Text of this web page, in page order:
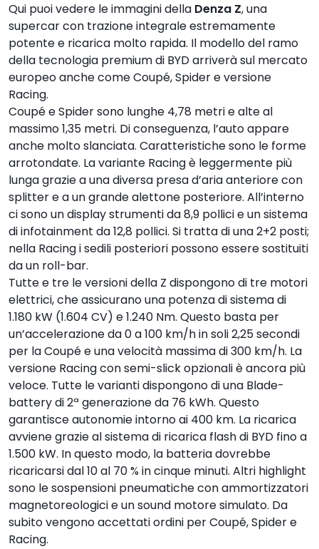
Qui puoi vedere le immagini della Denza Z, una
supercar con trazione integrale estremamente
potente e ricarica molto rapida. Il modello del ramo
della tecnologia premium di BYD arriverà sul mercato
europeo anche come Coupé, Spider e versione
Racing.
Coupé e Spider sono lunghe 4,78 metri e alte al
massimo 1,35 metri. Di conseguenza, l’auto appare
anche molto slanciata. Caratteristiche sono le forme
arrotondate. La variante Racing è leggermente più
lunga grazie a una diversa presa d’aria anteriore con
splitter e a un grande alettone posteriore. All’interno
ci sono un display strumenti da 8,9 pollici e un sistema
di infotainment da 12,8 pollici. Si tratta di una 2+2 posti;
nella Racing i sedili posteriori possono essere sostituiti
da un roll-bar.
Tutte e tre le versioni della Z dispongono di tre motori
elettrici, che assicurano una potenza di sistema di
1.180 kW (1.604 CV) e 1.240 Nm. Questo basta per
un’accelerazione da 0 a 100 km/h in soli 2,25 secondi
per la Coupé e una velocità massima di 300 km/h. La
versione Racing con semi-slick opzionali è ancora più
veloce. Tutte le varianti dispongono di una Blade-
battery di 2ª generazione da 76 kWh. Questo
garantisce autonomie intorno ai 400 km. La ricarica
avviene grazie al sistema di ricarica flash di BYD fino a
1.500 kW. In questo modo, la batteria dovrebbe
ricaricarsi dal 10 al 70 % in cinque minuti. Altri highlight
sono le sospensioni pneumatiche con ammortizzatori
magnetoreologici e un sound motore simulato. Da
subito vengono accettati ordini per Coupé, Spider e
Racing.